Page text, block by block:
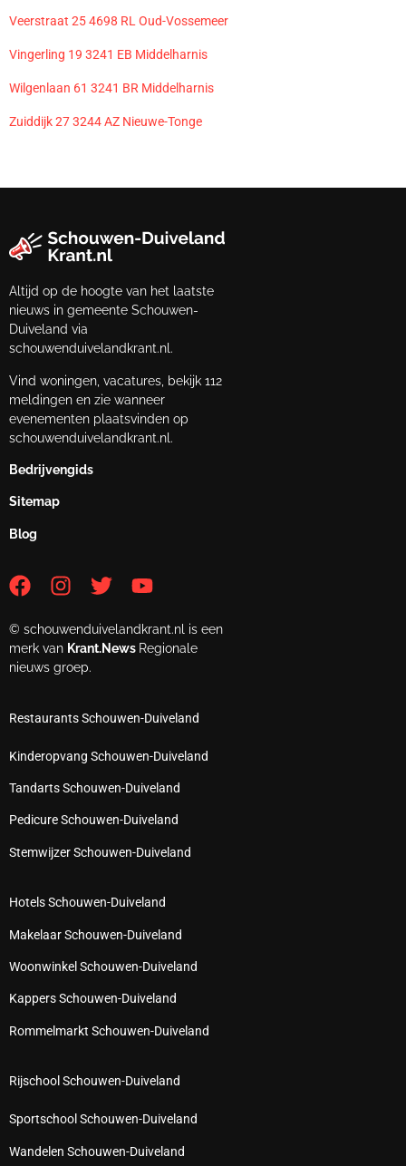
Veerstraat 25 4698 RL Oud-Vossemeer
Vingerling 19 3241 EB Middelharnis
Wilgenlaan 61 3241 BR Middelharnis
Zuiddijk 27 3244 AZ Nieuwe-Tonge
Altijd op de hoogte van het laatste
nieuws in gemeente Schouwen-
Duiveland via
schouwenduivelandkrant.nl.
Vind woningen, vacatures, bekijk 112
meldingen en zie wanneer
evenementen plaatsvinden op
schouwenduivelandkrant.nl.
Bedrijvengids
Sitemap
Blog
© schouwenduivelandkrant.nl is een
merk van Krant.News Regionale
nieuws groep.
Restaurants Schouwen-Duiveland
Kinderopvang Schouwen-Duiveland
Tandarts Schouwen-Duiveland
Pedicure Schouwen-Duiveland
Stemwijzer Schouwen-Duiveland
Hotels Schouwen-Duiveland
Makelaar Schouwen-Duiveland
Woonwinkel Schouwen-Duiveland
Kappers Schouwen-Duiveland
Rommelmarkt Schouwen-Duiveland
Rijschool Schouwen-Duiveland
Sportschool Schouwen-Duiveland
Wandelen Schouwen-Duiveland